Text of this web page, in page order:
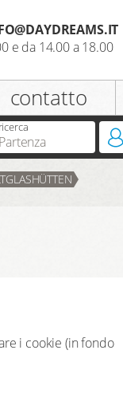
e da 14.00 a 18.00
contatto
Partenza
i cookie (in fondo